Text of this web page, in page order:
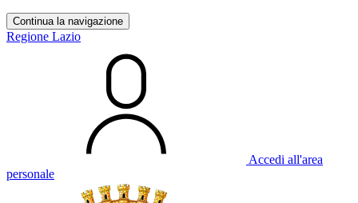
Continua la navigazione
Regione Lazio
Accedi all'area
personale